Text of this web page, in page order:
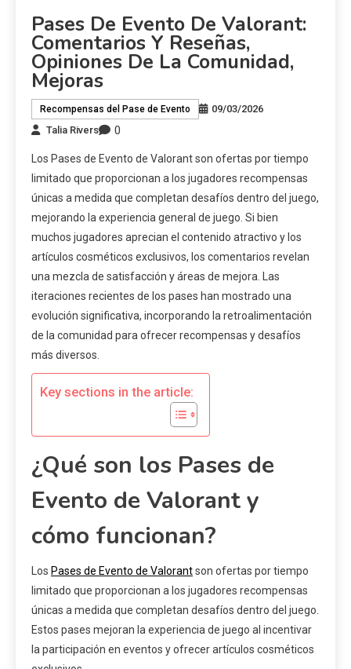
Pases De Evento De Valorant:
Comentarios Y Reseñas,
Opiniones De La Comunidad,
Mejoras
Recompensas del Pase de Evento
09/03/2026
Talia Rivers
0
Los Pases de Evento de Valorant son ofertas por tiempo
limitado que proporcionan a los jugadores recompensas
únicas a medida que completan desafíos dentro del juego,
mejorando la experiencia general de juego. Si bien
muchos jugadores aprecian el contenido atractivo y los
artículos cosméticos exclusivos, los comentarios revelan
una mezcla de satisfacción y áreas de mejora. Las
iteraciones recientes de los pases han mostrado una
evolución significativa, incorporando la retroalimentación
de la comunidad para ofrecer recompensas y desafíos
más diversos.
Key sections in the article:
¿Qué son los Pases de
Evento de Valorant y
cómo funcionan?
Los Pases de Evento de Valorantson ofertas por tiempo
limitado que proporcionan a los jugadores recompensas
únicas a medida que completan desafíos dentro del juego.
Estos pases mejoran la experiencia de juego al incentivar
la participación en eventos y ofrecer artículos cosméticos